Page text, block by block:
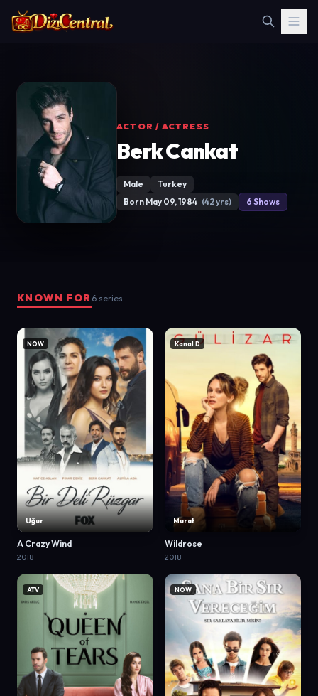
ACTOR / ACTRESS
Berk Cankat
Male
Turkey
Born May 09, 1984 (42 yrs) 6 Shows
KNOWN FOR 6 series
Uğur
NOW
A Crazy Wind
2018
Murat
Kanal D
Wildrose
2018
ATV NOW